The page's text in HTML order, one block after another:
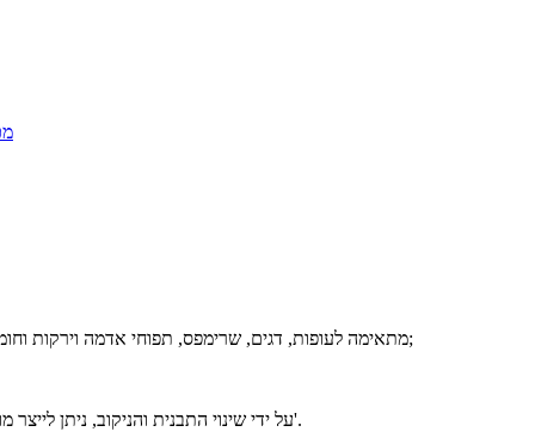
1. מכונת יצירת נאגטס עוף אוטומטית AMF600 מתאימה לעופות, דגים, שרימפס, תפוחי אדמה וירקות וחומרים אחרים;
3. על ידי שינוי התבנית והניקוב, ניתן לייצר מוצרים בצורת קציצות המבורגר, נאגטס עוף, טבעות בצל וכו'.